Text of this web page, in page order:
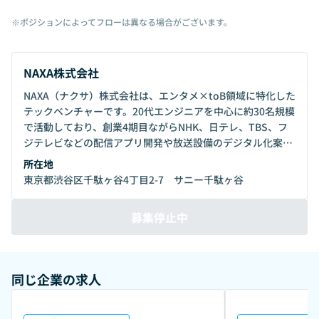
※ポジションによってフローは異なる場合がございます。
NAXA株式会社
NAXA（ナクサ）株式会社は、エンタメ×toB領域に特化した
テックベンチャーです。20代エンジニアを中心に約30名規模
で活動しており、創業4期目ながらNHK、日テレ、TBS、フ
ジテレビなどの配信アプリ開発や放送設備のデジタル化案件
を中心に、50件以上の実績を持っています。2025年度には
大きな変革期を迎え、自己資本のみで活動してきた中で、業
界1位のAI字幕システムやバーチャル広告生成AI、番組制
クトを複数開発しています。エンタメ業界のワークフローの
デジタル化を通じて、従来のビジネスモデルを変革する新規
所在地
東京都渋谷区千駄ヶ谷4丁目2-7 サニー千駄ヶ谷
募集停止中
同じ企業の求人